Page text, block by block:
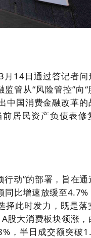
14日通过答记者问
管从“风险管控”向“
中国消费金融改革的
居民资产负债表修
动”的部署，旨在通
比增速放缓至4.7%
择此时发力，既是落
大消费板块领涨，
，半日成交额突破